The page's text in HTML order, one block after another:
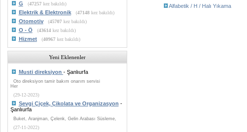
G (47257kez bakıldı)
Elektrik & Elektronik (47148kez bakıldı)
Otomotiv (45707kez bakıldı)
O - Ö (43614kez bakıldı)
Hizmet (40967kez bakıldı)
Yeni Eklenenler
Musti direksiyon - Şanlıurfa
Oto direksiyon tamir bakım onarım servisi
Her
(29-12-2023)
Sevgi Çiçek, Çikolata ve Organizasyon -
Şanlıurfa
Buket, Aranjman, Çelenk, Gelin Arabası Süsleme,
(27-11-2022)
Alfabetik / H / Halı Yıkama